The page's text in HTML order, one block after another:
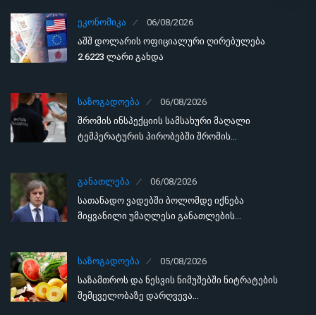
ᲔᲙᲝᲜᲝᲛᲘᲙᲐ
06/08/2026
აშშ დოლარის ოფიციალური ღირებულება
2.6223 ლარი გახდა
ᲡᲐᲖᲝᲒᲐᲓᲝᲔᲑᲐ
06/08/2026
შრომის ინსპექციის სამსახური მაღალი
ტემპერატურის პირობებში შრომის…
ᲒᲐᲜᲐᲗᲚᲔᲑᲐ
06/08/2026
სათანადო ვადებში ბოლომდე იქნება
მიყვანილი უმაღლესი განათლების…
ᲡᲐᲖᲝᲒᲐᲓᲝᲔᲑᲐ
05/08/2026
საზამთროს და ნესვის ნიმუშებში ნიტრატების
შემცველობაზე დარღვევა…